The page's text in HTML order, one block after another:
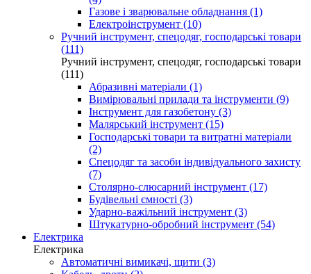
Газове і зварювальне обладнання (1)
Електроінструмент (10)
Ручний інструмент, спецодяг, господарські товари
(111)
Ручний інструмент, спецодяг, господарські товари
(111)
Абразивні матеріали (1)
Вимірювальні прилади та інструменти (9)
Інструмент для газобетону (3)
Малярський інструмент (15)
Господарські товари та витратні матеріали
(2)
Спецодяг та засоби індивідуального захисту
(7)
Столярно-слюсарний інструмент (17)
Будівельні ємності (3)
Ударно-важільний інструмент (3)
Штукатурно-обробний інструмент (54)
Електрика
Електрика
Автоматичні вимикачі, щити (3)